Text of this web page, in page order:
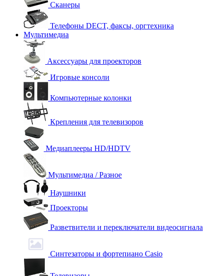
Сканеры
Телефоны DECT, факсы, оргтехника
Мультимедиа
Аксессуары для проекторов
Игровые консоли
Компьютерные колонки
Крепления для телевизоров
Медиаплееры HD/HDTV
Мультимедиа / Разное
Наушники
Проекторы
Разветвители и переключатели видеосигнала
Синтезаторы и фортепиано Casio